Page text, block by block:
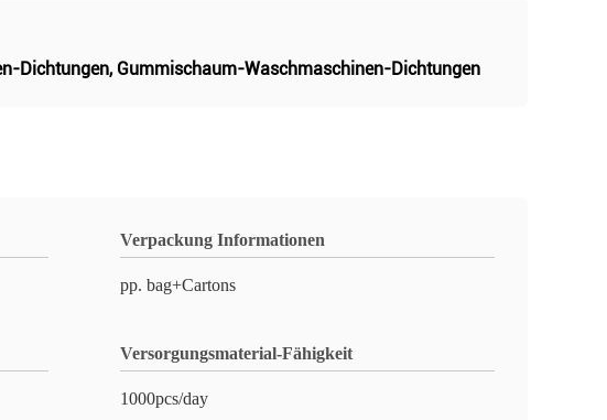
Dichtungen, Gummischaum-Waschmaschinen-Dichtungen
Verpackung Informationen
pp. bag+Cartons
Versorgungsmaterial-Fähigkeit
1000pcs/day